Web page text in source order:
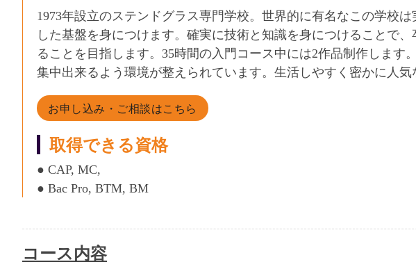
1973年設立のステンドグラス専門学校。世界的に有名なこの学校
した基盤を身につけます。確実に技術と知識を身につけることで
ることを目指します。35時間の入門コース中には2作品制作します
集中出来るよう環境が整えられています。生活しやすく密かに人気
お申し込み・ご相談はこちら
取得できる資格
● CAP, MC,
● Bac Pro, BTM, BM
コース内容